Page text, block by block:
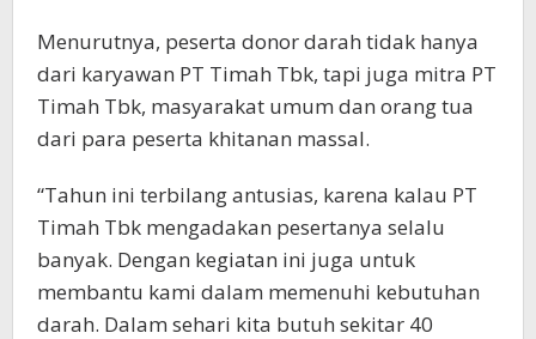
Menurutnya, peserta donor darah tidak hanya
dari karyawan PT Timah Tbk, tapi juga mitra PT
Timah Tbk, masyarakat umum dan orang tua
dari para peserta khitanan massal.
“Tahun ini terbilang antusias, karena kalau PT
Timah Tbk mengadakan pesertanya selalu
banyak. Dengan kegiatan ini juga untuk
membantu kami dalam memenuhi kebutuhan
darah. Dalam sehari kita butuh sekitar 40